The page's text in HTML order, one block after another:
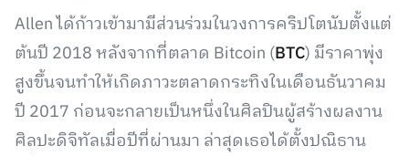
Allen ได้ก้าวเข้ามามีส่วนร่วมในวงการคริปโตนับตั้งแต่
ต้นปี 2018 หลังจากที่ตลาด Bitcoin (BTC) มีราคาพุ่ง
สูงขึ้นจนทำให้เกิดภาวะตลาดกระทิงในเดือนธันวาคม
ปี 2017 ก่อนจะกลายเป็นหนึ่งในศิลปินผู้สร้างผลงาน
ศิลปะดิจิทัลเมื่อปีที่ผ่านมา ล่าสุดเธอได้ตั้งปณิธาน